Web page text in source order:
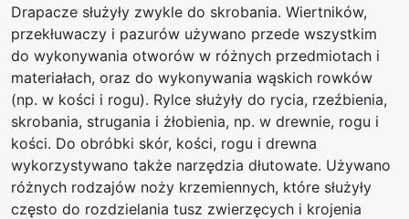
Drapacze służyły zwykle do skrobania. Wiertników,
przekłuwaczy i pazurów używano przede wszystkim
do wykonywania otworów w różnych przedmiotach i
materiałach, oraz do wykonywania wąskich rowków
(np. w kości i rogu). Rylce służyły do rycia, rzeźbienia,
skrobania, strugania i żłobienia, np. w drewnie, rogu i
kości. Do obróbki skór, kości, rogu i drewna
wykorzystywano także narzędzia dłutowate. Używano
różnych rodzajów noży krzemiennych, które służyły
często do rozdzielania tusz zwierzęcych i krojenia